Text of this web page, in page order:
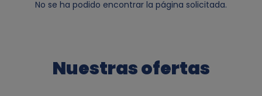
No se ha podido encontrar la página solicitada.
Nuestras ofertas